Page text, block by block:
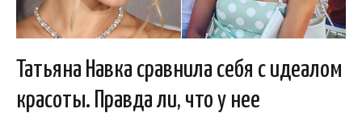
Татьяна Навка сравнила себя с идеалом
красоты. Правда ли, что у нее